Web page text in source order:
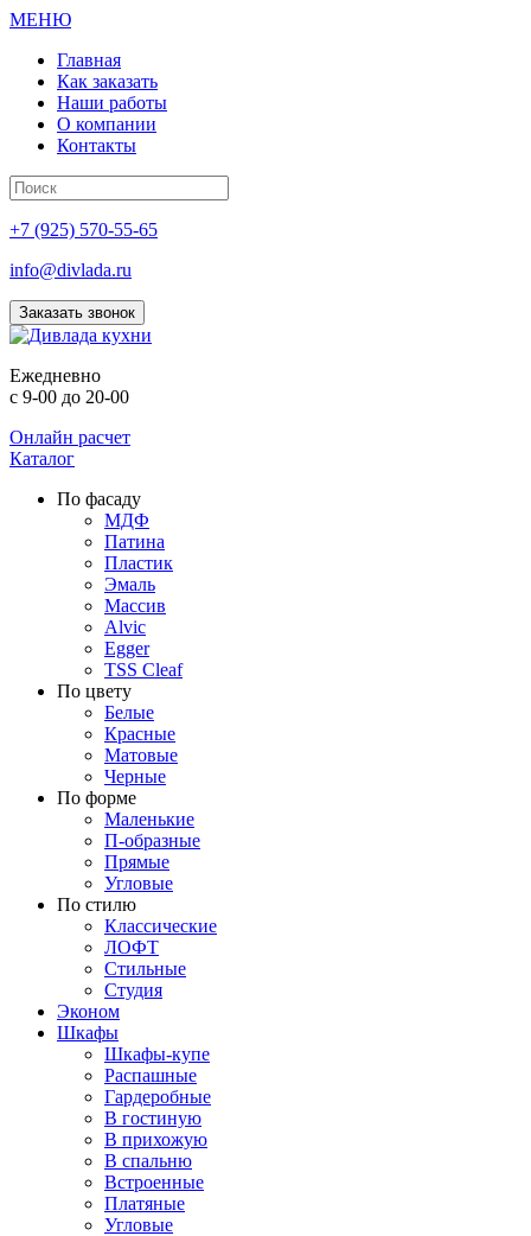
МЕНЮ
Главная
Как заказать
Наши работы
О компании
Контакты
+7 (925) 570-55-65
info@divlada.ru
Заказать звонок
Ежедневно
с 9-00 до 20-00
Онлайн расчет
Каталог
По фасаду
МДФ
Патина
Пластик
Эмаль
Массив
Alvic
Egger
TSS Cleaf
По цвету
Белые
Красные
Матовые
Черные
По форме
Маленькие
П-образные
Прямые
Угловые
По стилю
Классические
ЛОФТ
Стильные
Студия
Эконом
Шкафы
Шкафы-купе
Распашные
Гардеробные
В гостиную
В прихожую
В спальню
Встроенные
Платяные
Угловые